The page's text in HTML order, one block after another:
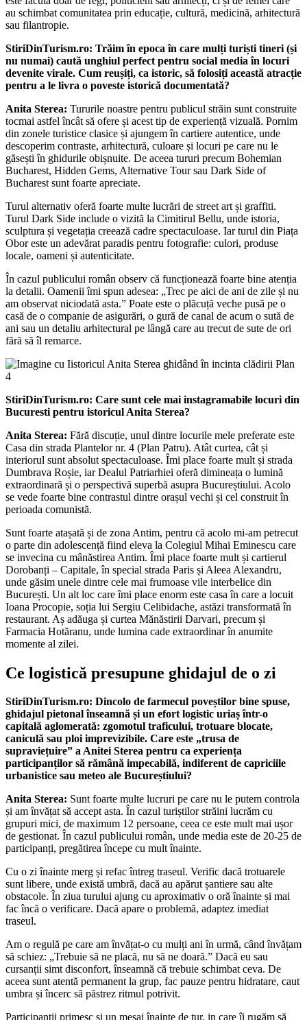
au schimbat comunitatea prin educație, cultură, medicină, arhitectură
sau filantropie.
StiriDinTurism.ro: Trăim în epoca în care mulți turiști tineri (și
nu numai) caută unghiul perfect pentru social media în locuri
devenite virale. Cum reușiți, ca istoric, să folosiți această atracție
pentru a le livra o poveste istorică documentată?
Anita Sterea: Tururile noastre pentru publicul străin sunt construite
tocmai astfel încât să ofere și acest tip de experiență vizuală. Pornim
din zonele turistice clasice și ajungem în cartiere autentice, unde
descoperim contraste, arhitectură, culoare și locuri pe care nu le
găsești în ghidurile obișnuite. De aceea tururi precum Bohemian
Bucharest, Hidden Gems, Alternative Tour sau Dark Side of
Bucharest sunt foarte apreciate.
Turul alternativ oferă foarte multe lucrări de street art și graffiti.
Turul Dark Side include o vizită la Cimitirul Bellu, unde istoria,
sculptura și vegetația creează cadre spectaculoase. Iar turul din Piața
Obor este un adevărat paradis pentru fotografie: culori, produse
locale, oameni și autenticitate.
În cazul publicului român observ că funcționează foarte bine atenția
la detalii. Oamenii îmi spun adesea: „Trec pe aici de ani de zile și nu
am observat niciodată asta.” Poate este o plăcuță veche pusă pe o
casă de o companie de asigurări, o gură de canal de acum o sută de
ani sau un detaliu arhitectural pe lângă care au trecut de sute de ori
fără să îl remarce.
StiriDinTurism.ro: Care sunt cele mai instagramabile locuri din
Bucuresti pentru istoricul Anita Sterea?
Anita Sterea: Fără discuție, unul dintre locurile mele preferate este
Casa din strada Plantelor nr. 4 (Plan Patru). Atât curtea, cât și
interiorul sunt absolut spectaculoase. Îmi place foarte mult și strada
Dumbrava Roșie, iar Dealul Patriarhiei oferă dimineața o lumină
extraordinară și o perspectivă superbă asupra Bucureștiului. Acolo
se vede foarte bine contrastul dintre orașul vechi și cel construit în
perioada comunistă.
Sunt foarte atașată și de zona Antim, pentru că acolo mi-am petrecut
o parte din adolescență fiind eleva la Colegiul Mihai Eminescu care
se invecina cu mânăstirea Antim. Îmi place foarte mult și cartierul
Dorobanți – Capitale, în special strada Paris și Aleea Alexandru,
unde găsim unele dintre cele mai frumoase vile interbelice din
București. Un alt loc care îmi place enorm este casa în care a locuit
Ioana Procopie, soția lui Sergiu Celibidache, astăzi transformată în
restaurant. Aș adăuga și curtea Mănăstirii Darvari, precum și
Farmacia Hotăranu, unde lumina cade extraordinar în anumite
momente al zilei.
Ce logistică presupune ghidajul de o zi
StiriDinTurism.ro: Dincolo de farmecul poveștilor bine spuse,
ghidajul pietonal înseamnă și un efort logistic uriaș într-o
capitală aglomerată: zgomotul traficului, trotuare blocate,
caniculă sau ploi imprevizibile. Care este „trusa de
supraviețuire” a Anitei Sterea pentru ca experiența
participanților să rămână impecabilă, indiferent de capriciile
urbanistice sau meteo ale Bucureștiului?
Anita Sterea: Sunt foarte multe lucruri pe care nu le putem controla
și am învățat să accept asta. În cazul turiștilor străini lucrăm cu
grupuri mici, de maximum 12 persoane, ceea ce este mult mai ușor
de gestionat. În cazul publicului român, unde media este de 20-25 de
participanți, pregătirea începe cu mult înainte.
Cu o zi înainte merg și refac întreg traseul. Verific dacă trotuarele
sunt libere, unde există umbră, dacă au apărut șantiere sau alte
obstacole. În ziua turului ajung cu aproximativ o oră înainte și mai
fac încă o verificare. Dacă apare o problemă, adaptez imediat
traseul.
Am o regulă pe care am învățat-o cu mulți ani în urmă, când învățam
să schiez: „Trebuie să ne placă, nu să ne doară.” Dacă eu sau
cursanții simt disconfort, înseamnă că trebuie schimbat ceva. De
aceea sunt atentă permanent la grup, fac pauze pentru hidratare, caut
umbra și încerc să păstrez ritmul potrivit.
Participanții primesc și un mesaj înainte de tur, in care îi rugăm să